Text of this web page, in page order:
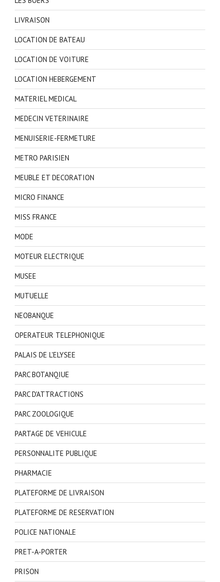
LIVRAISON
LOCATION DE BATEAU
LOCATION DE VOITURE
LOCATION HEBERGEMENT
MATERIEL MEDICAL
MEDECIN VETERINAIRE
MENUISERIE-FERMETURE
METRO PARISIEN
MEUBLE ET DECORATION
MICRO FINANCE
MISS FRANCE
MODE
MOTEUR ELECTRIQUE
MUSEE
MUTUELLE
NEOBANQUE
OPERATEUR TELEPHONIQUE
PALAIS DE L'ELYSEE
PARC BOTANQIUE
PARC D'ATTRACTIONS
PARC ZOOLOGIQUE
PARTAGE DE VEHICULE
PERSONNALITE PUBLIQUE
PHARMACIE
PLATEFORME DE LIVRAISON
PLATEFORME DE RESERVATION
POLICE NATIONALE
PRET-A-PORTER
PRISON